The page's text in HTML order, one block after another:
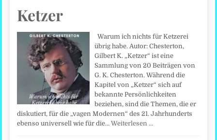
Ketzer
Warum ich nichts für Ketzerei
übrig habe. Autor: Chesterton,
Gilbert K. „Ketzer“ ist eine
Sammlung von 20 Beiträgen von
G. K. Chesterton. Während die
Kapitel von „Ketzer“ sich auf
bekannte Persönlichkeiten
beziehen, sind die Themen, die er
diskutiert, für die „vagen Modernen“ des 21. Jahrhunderts
ebenso universell wie für die…Weiterlesen …